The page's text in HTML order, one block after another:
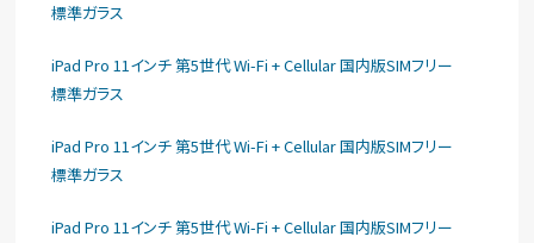
標準ガラス
iPad Pro 11インチ 第5世代 Wi-Fi + Cellular 国内版SIMフリー
標準ガラス
iPad Pro 11インチ 第5世代 Wi-Fi + Cellular 国内版SIMフリー
標準ガラス
iPad Pro 11インチ 第5世代 Wi-Fi + Cellular 国内版SIMフリー